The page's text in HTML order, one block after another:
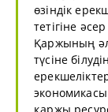
өзіндік
тетігіне
Қаржының
түсіне